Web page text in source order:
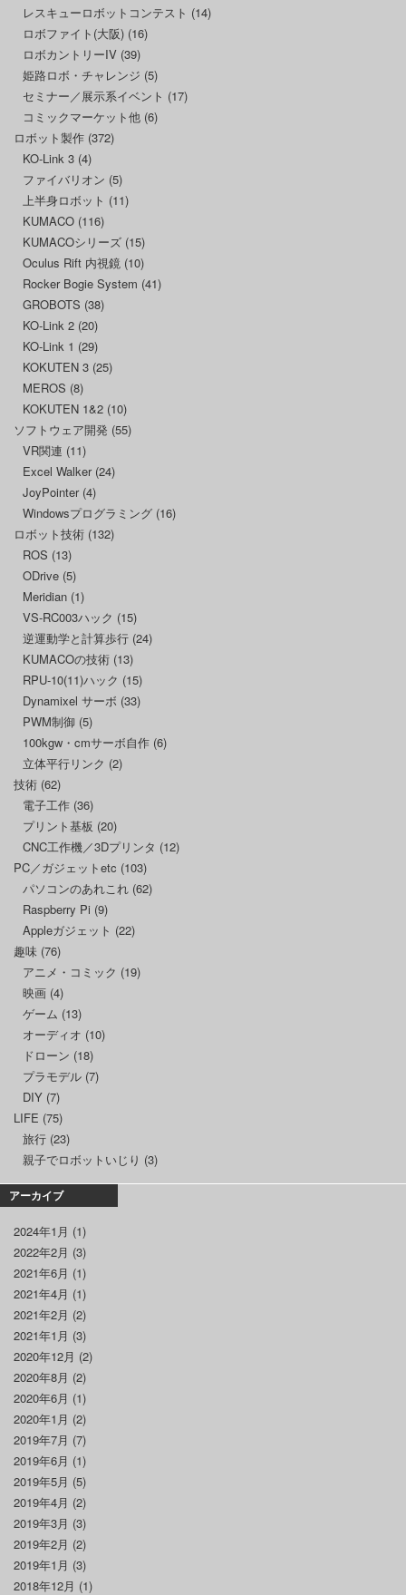
レスキューロボットコンテスト (14)
ロボファイト(大阪) (16)
ロボカントリーIV (39)
姫路ロボ・チャレンジ (5)
セミナー／展示系イベント (17)
コミックマーケット他 (6)
ロボット製作 (372)
KO-Link 3 (4)
ファイバリオン (5)
上半身ロボット (11)
KUMACO (116)
KUMACOシリーズ (15)
Oculus Rift 内視鏡 (10)
Rocker Bogie System (41)
GROBOTS (38)
KO-Link 2 (20)
KO-Link 1 (29)
KOKUTEN 3 (25)
MEROS (8)
KOKUTEN 1&2 (10)
ソフトウェア開発 (55)
VR関連 (11)
Excel Walker(24)
JoyPointer(4)
Windowsプログラミング (16)
ロボット技術 (132)
ROS (13)
ODrive (5)
Meridian (1)
VS-RC003ハック (15)
逆運動学と計算歩行 (24)
KUMACOの技術 (13)
RPU-10(11)ハック (15)
Dynamixel サーボ (33)
PWM制御 (5)
100kgw・cmサーボ自作 (6)
立体平行リンク (2)
技術 (62)
電子工作 (36)
プリント基板 (20)
CNC工作機／3Dプリンタ (12)
PC／ガジェットetc (103)
パソコンのあれこれ (62)
Raspberry Pi (9)
Appleガジェット (22)
趣味 (76)
アニメ・コミック (19)
映画 (4)
ゲーム (13)
オーディオ (10)
ドローン (18)
プラモデル (7)
DIY (7)
LIFE (75)
旅行 (23)
親子でロボットいじり (3)
アーカイブ
2024年1月 (1)
2022年2月 (3)
2021年6月 (1)
2021年4月 (1)
2021年2月 (2)
2021年1月 (3)
2020年12月 (2)
2020年8月 (2)
2020年6月 (1)
2020年1月 (2)
2019年7月 (7)
2019年6月 (1)
2019年5月 (5)
2019年4月 (2)
2019年3月 (3)
2019年2月 (2)
2019年1月 (3)
2018年12月 (1)